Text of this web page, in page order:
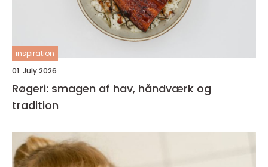
inspiration
01. July 2026
Røgeri: smagen af hav, håndværk og
tradition